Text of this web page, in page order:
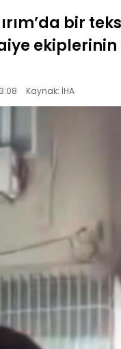
bir
ekiplerinin
Kaynak: İHA